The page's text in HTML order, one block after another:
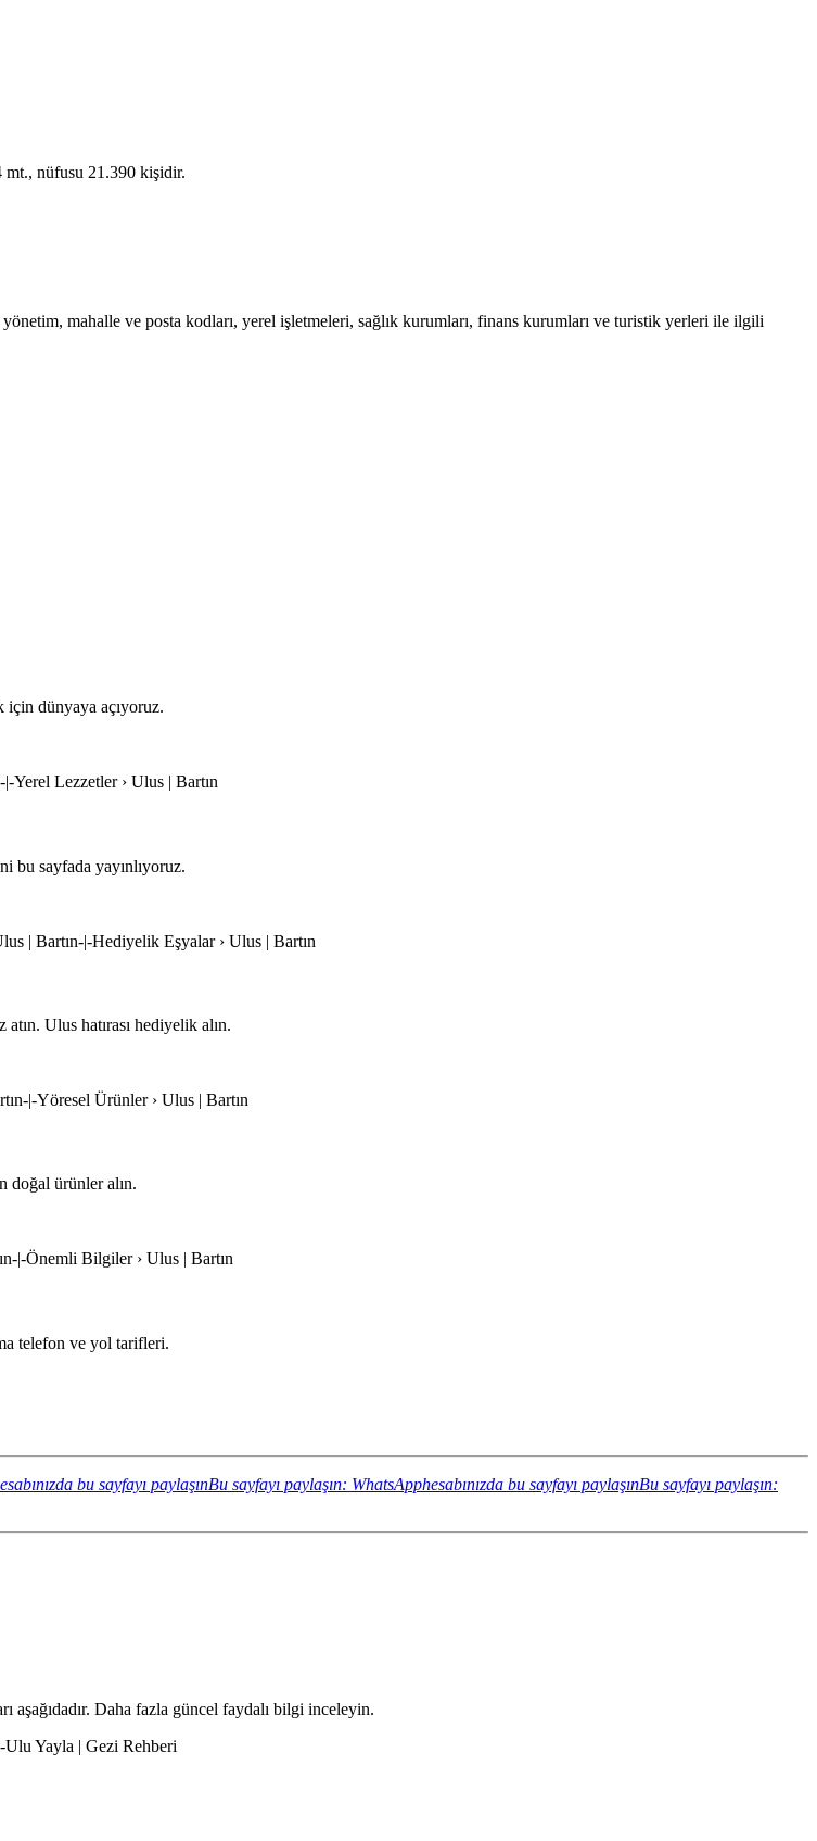
mt., nüfusu 21.390 kişidir.
mahalle ve posta kodları, yerel işletmeleri, sağlık kurumları, finans kurumları ve turistik yerleri ile ilgili
dünyaya açıyoruz.
Yerel Lezzetler › Ulus | Bartın
bu sayfada yayınlıyoruz.
| Bartın-|-Hediyelik Eşyalar › Ulus | Bartın
Ulus hatırası hediyelik alın.
|-Yöresel Ürünler › Ulus | Bartın
doğal ürünler alın.
|-Önemli Bilgiler › Ulus | Bartın
telefon ve yol tarifleri.
bu sayfayı paylaşınBu sayfayı paylaşın: WhatsApphesabınızda bu sayfayı paylaşınBu sayfayı paylaşın:
aşağıdadır. Daha fazla güncel faydalı bilgi inceleyin.
Yayla | Gezi Rehberi